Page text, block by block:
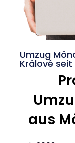
Umzug
Králové seit
aus